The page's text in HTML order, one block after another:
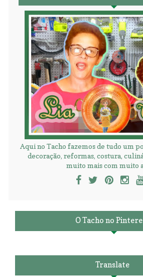
Aqui no Tacho fazemos de tudo um
decoração, reformas, costura,
muito mais com muito
O Tacho no
Translate